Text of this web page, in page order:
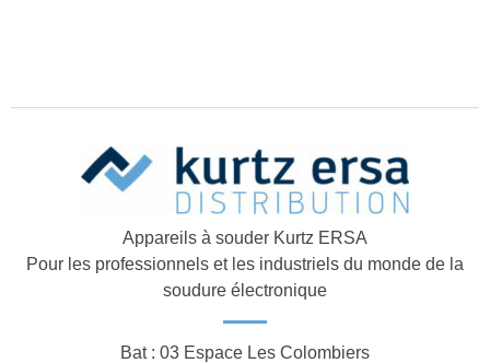
Appareils à souder Kurtz ERSA
Pour les professionnels et les industriels du monde de la
soudure électronique
Bat : 03 Espace Les Colombiers